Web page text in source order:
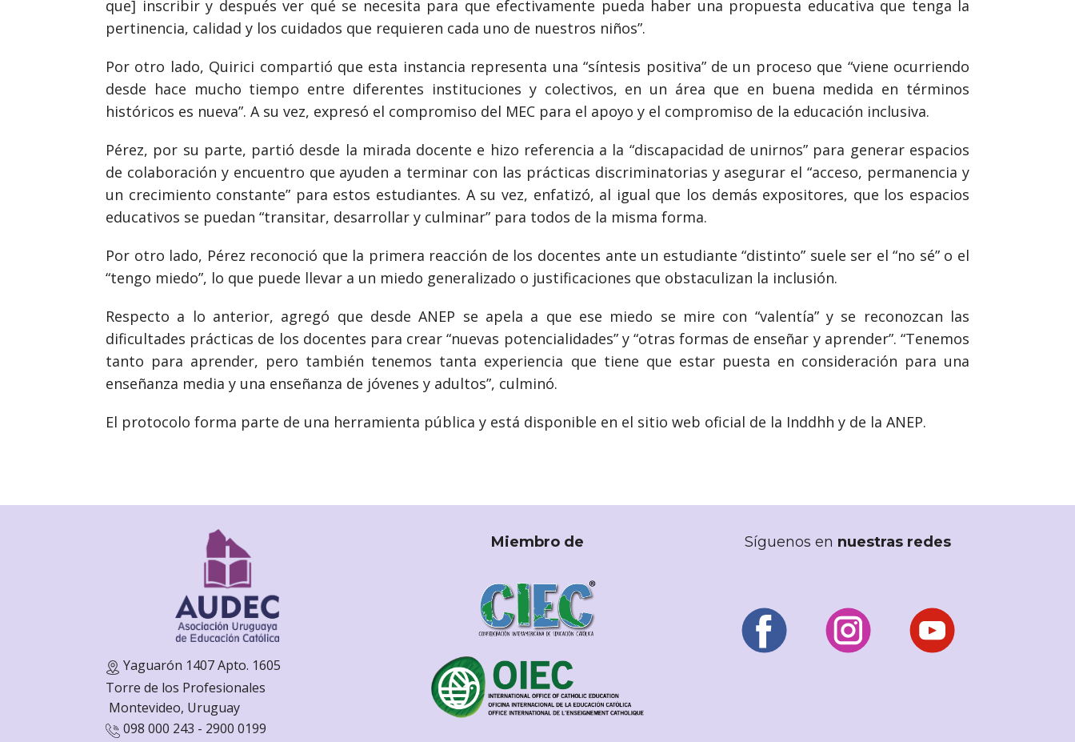
que] inscribir y después ver qué se necesita para que efectivamente pueda haber una propuesta educativa que tenga la
pertinencia, calidad y los cuidados que requieren cada uno de nuestros niños”.
Por otro lado, Quirici compartió que esta instancia representa una “síntesis positiva” de un proceso que “viene ocurriendo
desde hace mucho tiempo entre diferentes instituciones y colectivos, en un área que en buena medida en términos
históricos es nueva”. A su vez, expresó el compromiso del MEC para el apoyo y el compromiso de la educación inclusiva.
Pérez, por su parte, partió desde la mirada docente e hizo referencia a la “discapacidad de unirnos” para generar espacios
de colaboración y encuentro que ayuden a terminar con las prácticas discriminatorias y asegurar el “acceso, permanencia y
un crecimiento constante” para estos estudiantes. A su vez, enfatizó, al igual que los demás expositores, que los espacios
educativos se puedan “transitar, desarrollar y culminar” para todos de la misma forma.
Por otro lado, Pérez reconoció que la primera reacción de los docentes ante un estudiante “distinto” suele ser el “no sé” o el
“tengo miedo”, lo que puede llevar a un miedo generalizado o justificaciones que obstaculizan la inclusión.
Respecto a lo anterior, agregó que desde ANEP se apela a que ese miedo se mire con “valentía” y se reconozcan las
dificultades prácticas de los docentes para crear “nuevas potencialidades” y “otras formas de enseñar y aprender”. “Tenemos
tanto para aprender, pero también tenemos tanta experiencia que tiene que estar puesta en consideración para una
enseñanza media y una enseñanza de jóvenes y adultos”, culminó.
El protocolo forma parte de una herramienta pública y está disponible en el sitio web oficial de la Inddhh y de la ANEP.
Yaguarón 1407 Apto. 1605
Torre de los Profesionales
Montevideo, Uruguay
098 000 243 - 2900 0199
Miembro de Síguenos en nuestras redes